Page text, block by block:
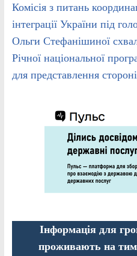
Комісія з питань
інтеграції України під
Ольги Стефанішиної
Річної національної
для представлення
Інформація для
проживають на